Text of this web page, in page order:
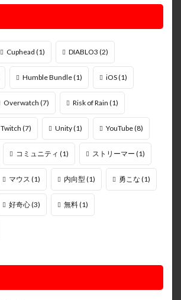
Cuphead (1) DIABLO3 (2)
Humble Bundle(1) iOS(1)
Overwatch (7) Risk of Rain (1)
Twitch (7) Unity(1) YouTube(8)
コミュニティ (1) ストリーマー (1)
マウス (1) 内向型 (1) 勇こな (1)
好奇心(3) 無料(1)